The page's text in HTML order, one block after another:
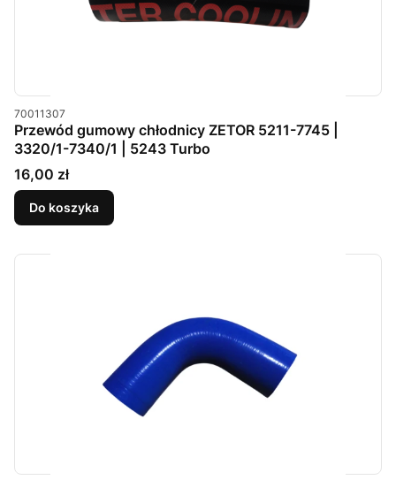
Kod produktu
70011307
Przewód gumowy chłodnicy ZETOR 5211-7745 |
3320/1-7340/1 | 5243 Turbo
Cena
16,00 zł
Do koszyka